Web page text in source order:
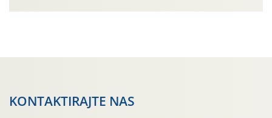
KONTAKTIRAJTE NAS